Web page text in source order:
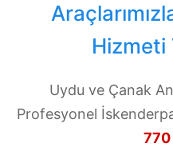
Hizmeti
Uydu ve Çanak
Profesyonel